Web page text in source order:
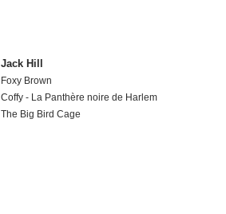
Jack Hill
Foxy Brown
Coffy - La Panthère noire de Harlem
The Big Bird Cage